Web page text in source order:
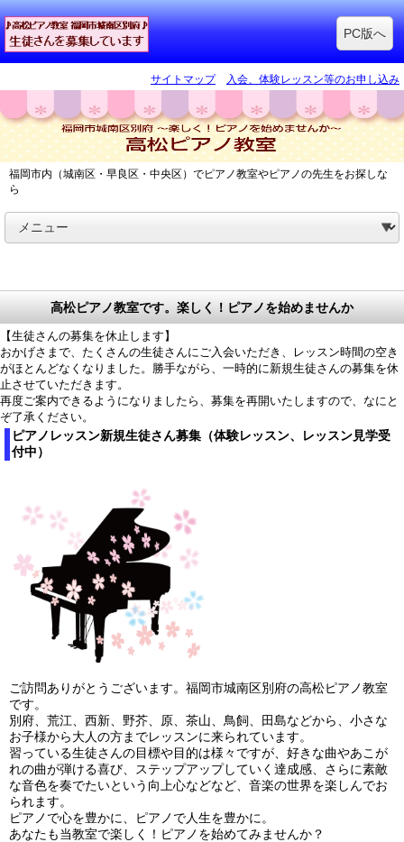
PC版へ
サイトマップ 入会、体験レッスン等のお申し込み
福岡市内（城南区・早良区・中央区）でピアノ教室やピアノの先生をお探しな
ら
高松ピアノ教室です。楽しく！ピアノを始めませんか
【生徒さんの募集を休止します】
おかげさまで、たくさんの生徒さんにご入会いただき、レッスン時間の空き
がほとんどなくなりました。勝手ながら、一時的に新規生徒さんの募集を休
止させていただきます。
再度ご案内できるようになりましたら、募集を再開いたしますので、なにと
ぞ了承ください。
ピアノレッスン新規生徒さん募集（体験レッスン、レッスン見学受
付中）
ご訪問ありがとうございます。福岡市城南区別府の高松ピアノ教室
です。
別府、荒江、西新、野芥、原、茶山、鳥飼、田島などから、小さな
お子様から大人の方までレッスンに来られています。
習っている生徒さんの目標や目的は様々ですが、好きな曲やあこが
れの曲が弾ける喜び、ステップアップしていく達成感、さらに素敵
な音色を奏でたいという向上心などなど、音楽の世界を楽しんでお
られます。
ピアノで心を豊かに、ピアノで人生を豊かに。
あなたも当教室で楽しく！ピアノを始めてみませんか？